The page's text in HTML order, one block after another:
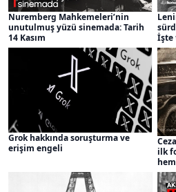
Nuremberg Mahkemeleri’nin
unutulmuş yüzü sinemada: Tarih
14 Kasım
İşte
Grok hakkında soruşturma ve
erişim engeli
ilk